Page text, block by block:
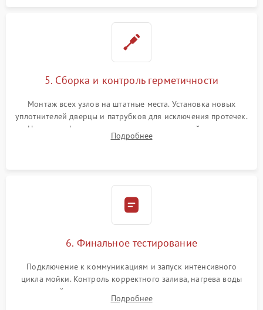
5. Сборка и контроль герметичности
Монтаж всех узлов на штатные места. Установка новых
уплотнителей дверцы и патрубков для исключения протечек.
Надежная фиксация хомутов гидравлической системы,
сборка корпуса и установка датчика поплавка.
Подробнее
6. Финальное тестирование
Подключение к коммуникациям и запуск интенсивного
цикла мойки. Контроль корректного залива, нагрева воды
до нужной температуры, отсутствия посторонних шумов,
штатного слива и абсолютной сухости в поддоне.
Подробнее